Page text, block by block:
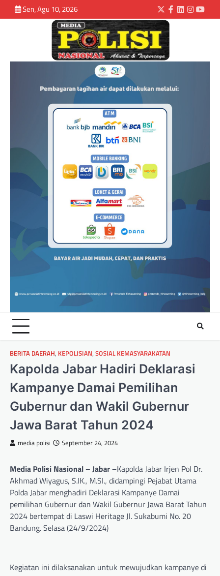
Sen, Agu 10, 2026
BERITA DAERAH, KEPOLISIAN, SOSIAL KEMASYARAKATAN
Kapolda Jabar Hadiri Deklarasi
Kampanye Damai Pemilihan
Gubernur dan Wakil Gubernur
Jawa Barat Tahun 2024
media polisi September 24, 2024
Media Polisi Nasional – Jabar –Kapolda Jabar Irjen Pol Dr.
Akhmad Wiyagus, S.IK., M.SI., didampingi Pejabat Utama
Polda Jabar menghadiri Deklarasi Kampanye Damai
pemilihan Gubernur dan Wakil Gubernur Jawa Barat Tahun
2024 bertempat di Laswi Heritage Jl. Sukabumi No. 20
Bandung. Selasa (24/9/2024)
Kegiatan ini dilaksanakan untuk mewujudkan kampanye di